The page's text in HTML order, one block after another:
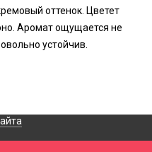
оттенок. Цветет
Аромат ощущается не
устойчив.